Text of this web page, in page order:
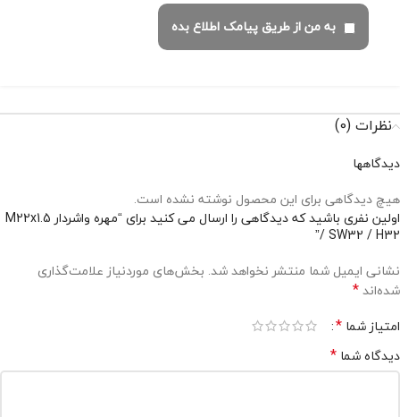
به من از طریق پیامک اطلاع بده
نظرات (0)
دیدگاهها
هیچ دیدگاهی برای این محصول نوشته نشده است.
اولین نفری باشید که دیدگاهی را ارسال می کنید برای “مهره واشردار M22x1.5
/ SW32 / H32”
نشانی ایمیل شما منتشر نخواهد شد. بخش‌های موردنیاز علامت‌گذاری
شده‌اند*
امتیاز شما *
دیدگاه شما *